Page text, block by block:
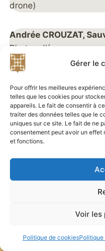
Gérer le
Pour offrir les meilleures
telles que les cookies pour
appareils. Le fait de consentir à
traiter des données telles que le
uniques sur ce site. Le fait de ne
consentement peut avoir un
et fonctions.
Voir les
Politique de cookiesPolitique
drone)
Andrée CROUZAT,
Photos d’époque :
– Cavalcade
– Mais aussi : château
de mission, église,
Didier Bibard et Alice
Politique de